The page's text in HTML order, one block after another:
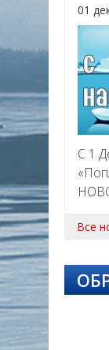
01
С 1
Все